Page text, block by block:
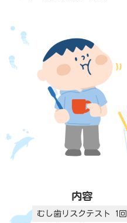
内容
むし歯リスクテスト 1回